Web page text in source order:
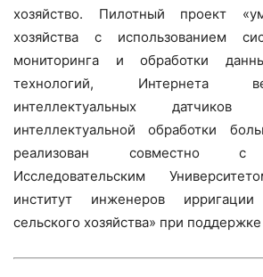
хозяйство. Пилотный проект
хозяйства с использованием
мониторинга и обработки
технологий, Интернета
интеллектуальных
интеллектуальной обработки
реализован совместно с
Исследовательским
институт инженеров
сельского хозяйства» при поддержке